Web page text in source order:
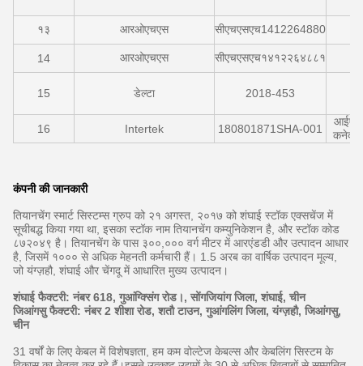
१३ आरओएचएस सीएचएसएच1412264880
14 आरओएचएस सीएचएसएच१४१२२६४८८१
15 डेल्टा 2018-453
16 Intertek 180801871SHA-001
कंपनी की जानकारी
तियानचेंग स्मार्ट सिस्टम्स ग्रुप को २१ अगस्त, २०१७ को शंघाई स्टॉक एक्सचेंज में
सूचीबद्ध किया गया था, इसका स्टॉक नाम तियानचेंग कम्युनिकेशन है, और स्टॉक कोड
८७२०४९ है। तियानचेंग के पास ३००,००० वर्ग मीटर में आरएंडडी और उत्पादन आधार
है, जिसमें १००० से अधिक मेहनती कर्मचारी हैं। 1.5 अरब का वार्षिक उत्पादन मूल्य,
जो यंग्ज़हौ, शंघाई और चेंगदू में आधारित मुख्य उत्पादन।
शंघाई फैक्टरी: नंबर 618, गुआंग्क्सिंग रोड।, सोंगजियांग जिला, शंघाई, चीन
जिआंगसु फैक्टरी: नंबर 2 शीशा रोड, शतौ टाउन, गुआंगलिंग जिला, यंग्ज़हौ, जिआंगसु,
चीन
31 वर्षों के लिए केबल में विशेषज्ञता, हम कम वोल्टेज केबल्स और केबलिंग सिस्टम के